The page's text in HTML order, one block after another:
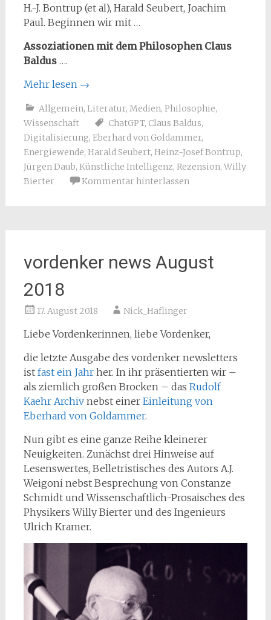
H.-J. Bontrup (et al), Harald Seubert, Joachim
Paul. Beginnen wir mit …
Assoziationen mit dem Philosophen Claus
Baldus….
Mehr lesen →
Allgemein, Literatur, Medien, Philosophie,
Wissenschaft
ChatGPT, Claus Baldus,
Digitalisierung, Eberhard von Goldammer,
Energiewende, Harald Seubert, Heinz-Josef Bontrup,
Jürgen Daub, Künstliche Intelligenz, Rezension, Willy
Bierter
Kommentar hinterlassen
vordenker news August
2018
17. August 2018 Nick_Haflinger
Liebe Vordenkerinnen, liebe Vordenker,
die letzte Ausgabe des vordenker newsletters
ist fast ein Jahrher. In ihr präsentierten wir –
als ziemlich großen Brocken – das Rudolf
Kaehr Archivnebst einer Einleitung von
Eberhard von Goldammer.
Nun gibt es eine ganze Reihe kleinerer
Neuigkeiten. Zunächst drei Hinweise auf
Lesenswertes, Belletristisches des Autors A.J.
Weigoni nebst Besprechung von Constanze
Schmidt und Wissenschaftlich-Prosaisches des
Physikers Willy Bierter und des Ingenieurs
Ulrich Kramer.